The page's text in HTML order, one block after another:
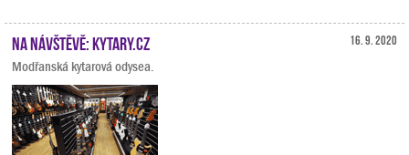
16. 9. 2020
Na návštěvě: Kytary.cz
Modřanská kytarová odysea.